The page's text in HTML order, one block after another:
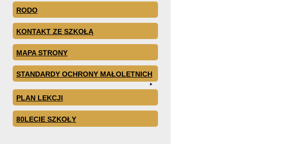
RODO
KONTAKT ZE SZKOŁĄ
MAPA STRONY
STANDARDY OCHRONY MAŁOLETNICH
PLAN LEKCJI
80LECIE SZKOŁY